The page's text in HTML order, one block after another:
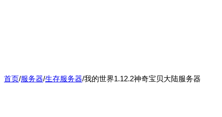
首页/服务器/生存服务器/我的世界1.12.2神奇宝贝大陆服务器